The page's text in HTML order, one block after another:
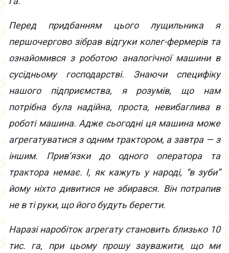
Перед придбанням цього лущильника я
першочергово зібрав відгуки колег-фермерів та
ознайомився з роботою аналогічної машини в
сусідньому господарстві. Знаючи специфіку
нашого підприємства, я розумів, що нам
потрібна була надійна, проста, невибаглива в
роботі машина. Адже сьогодні ця машина може
агрегатуватися з одним трактором, а завтра — з
іншим. Прив’язки до одного оператора та
трактора немає. І, як кажуть у народі, “в зуби”
йому ніхто дивитися не збирався. Він потрапив
не в ті руки, що його будуть берегти.
Наразі наробіток агрегату становить близько 10
тис. га, при цьому прошу зауважити, що ми